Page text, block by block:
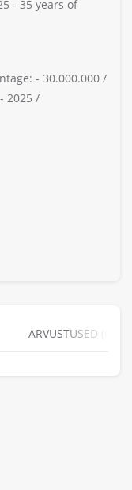
- 35 years of
- 30.000.000 /
2025 /
ARVUSTUSED (0)